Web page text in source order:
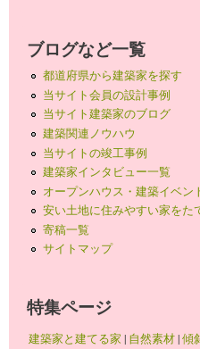
ブログなど一覧
都道府県から建築家を探す
当サイト会員の設計事例
当サイト建築家のブログ
建築関連ノウハウ
当サイトの竣工事例
建築家インタビュー一覧
オープンハウス・建築イベン
安い土地に住みやすい家をた
寄稿一覧
サイトマップ
特集ページ
建築家と建てる家 | 自然素材|傾